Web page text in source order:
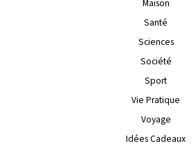
Maison
Santé
Sciences
Société
Sport
Vie Pratique
Voyage
Idées Cadeaux